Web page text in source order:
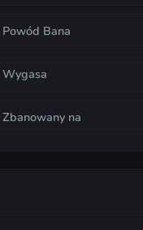
Powód Bana
Wygasa
Zbanowany na